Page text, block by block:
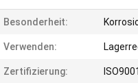
Besonderheit:
Verwenden:
Zertifizierung: